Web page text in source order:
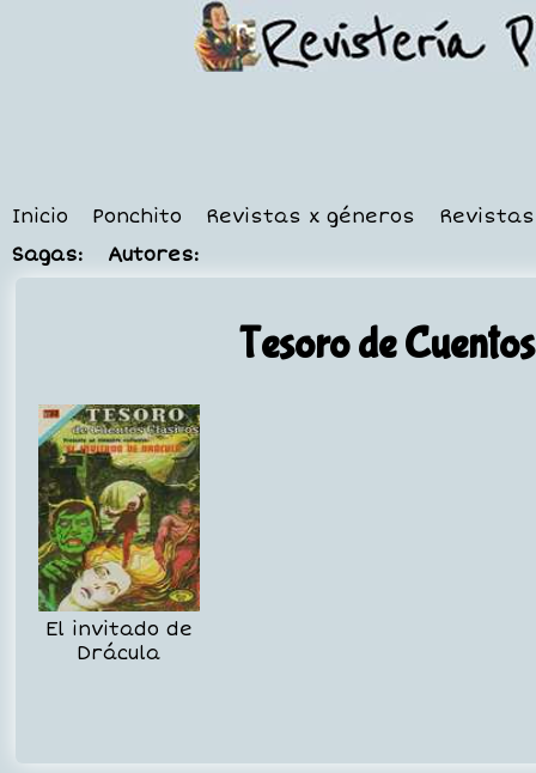
Inicio Ponchito Revistas x géneros
Sagas:
Autores:
Tesoro de
El invitado de
Drácula